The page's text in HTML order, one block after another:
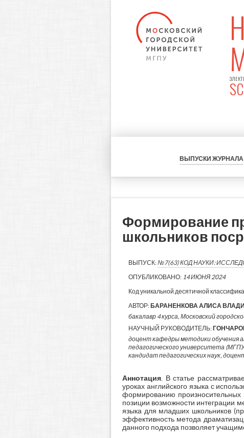
ВЫПУСКИ ЖУРНАЛА
Формирование
школьников
ВЫПУСК:№7(63) КОД НАУКИ:
ОПУБЛИКОВАНО: 14 ИЮНЯ 2024
Код уникальной десятичной
АВТОР: БАРАНЕНКОВА АЛИСА
бакалавр 4 курса, Московский
НАУЧНЫЙ РУКОВОДИТЕЛЬ:
доцент кафедры методики обучения
педагогического университета
кандидат педагогических наук,
Аннотация. В статье
уроках английского языка с
формированию произносительных
позиции возможности интеграции
языка для младших школьников
эффективность метода
данного подхода позволяет